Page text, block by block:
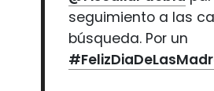
seguimiento a las
búsqueda. Por un